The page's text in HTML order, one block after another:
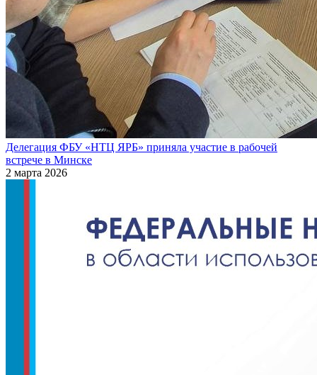
Делегация ФБУ «НТЦ ЯРБ» приняла участие в рабочей
встрече в Минске
2 марта 2026